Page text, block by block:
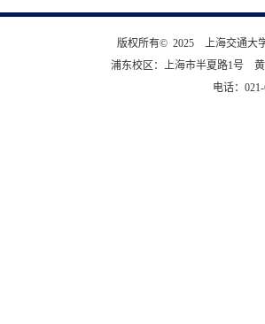
版权所有© 2025 上海交通大
浦东校区：上海市半夏路1号
电话：